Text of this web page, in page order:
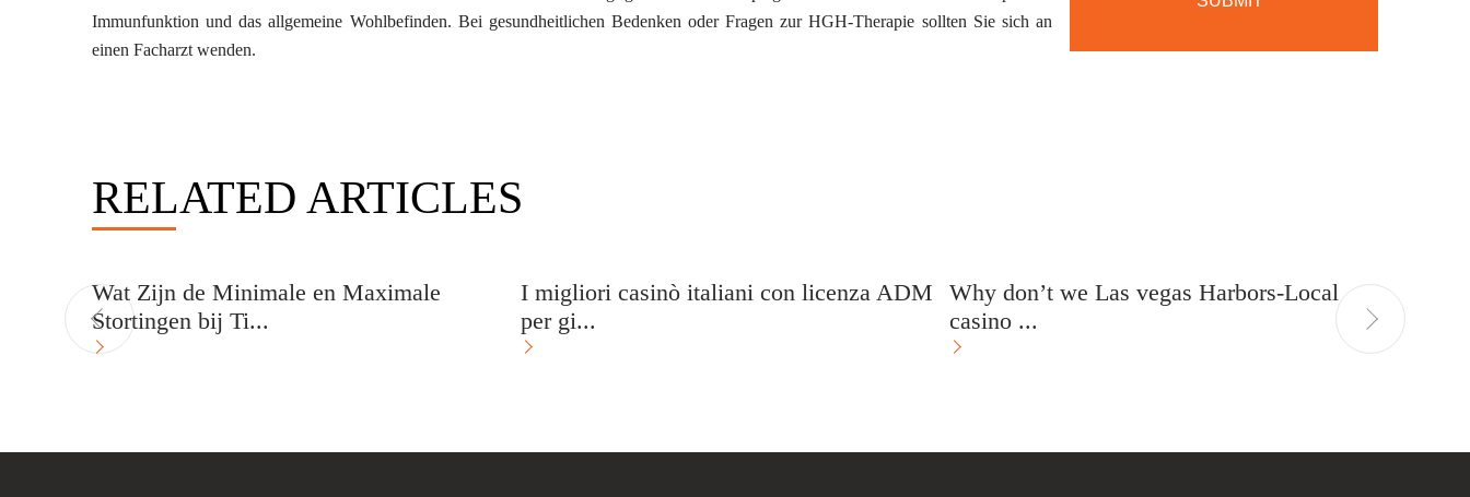
Immunfunktion und das allgemeine Wohlbefinden. Bei gesundheitlichen Bedenken oder Fragen zur HGH-Therapie sollten Sie sich an
einen Facharzt wenden.
RELATED ARTICLES
Wat Zijn de Minimale en Maximale
Stortingen bij Ti...
I migliori casinò italiani con licenza ADM
per gi...
Why don’t we Las vegas Harbors-Local
casino ...
Night
& Gam...